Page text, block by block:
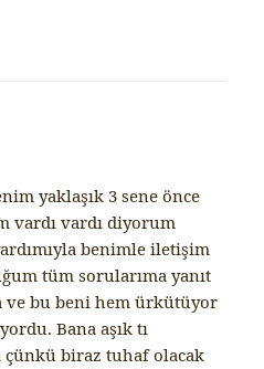
yaklaşık 3 sene önce
vardı vardı diyorum
benimle iletişim
tüm sorularıma yanıt
bu beni hem ürkütüyor
Bana aşık tı
biraz tuhaf olacak